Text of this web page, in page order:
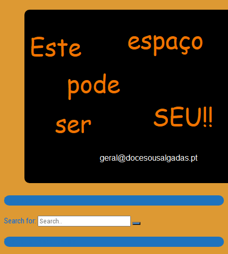
Pesquisa
Search for:
Trailer e Poster do Dia